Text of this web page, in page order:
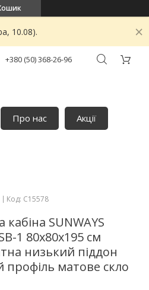
10.08).
+380 (50) 368-26-96
Про нас Акції
Код: C15578
SUNWAYS
1 80x80х195 см
низький піддон
профіль матове скло